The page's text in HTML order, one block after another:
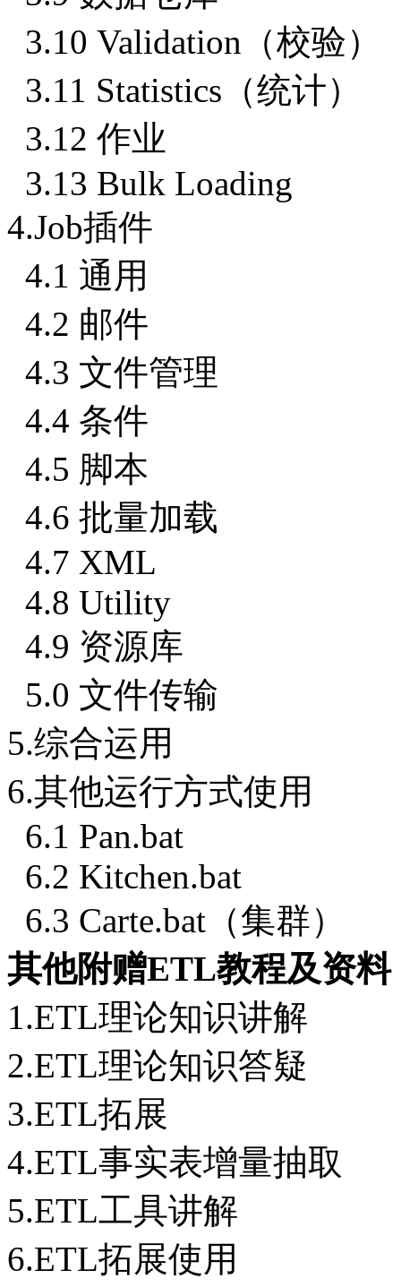
3.10 Validation（校验）
3.11 Statistics（统计）
3.12 作业
3.13 Bulk Loading
4.Job插件
4.1 通用
4.2 邮件
4.3 文件管理
4.4 条件
4.5 脚本
4.6 批量加载
4.7 XML
4.8 Utility
4.9 资源库
5.0 文件传输
5.综合运用
6.其他运行方式使用
6.1 Pan.bat
6.2 Kitchen.bat
6.3 Carte.bat（集群）
其他附赠ETL教程及资料
1.ETL理论知识讲解
2.ETL理论知识答疑
3.ETL拓展
4.ETL事实表增量抽取
5.ETL工具讲解
6.ETL拓展使用